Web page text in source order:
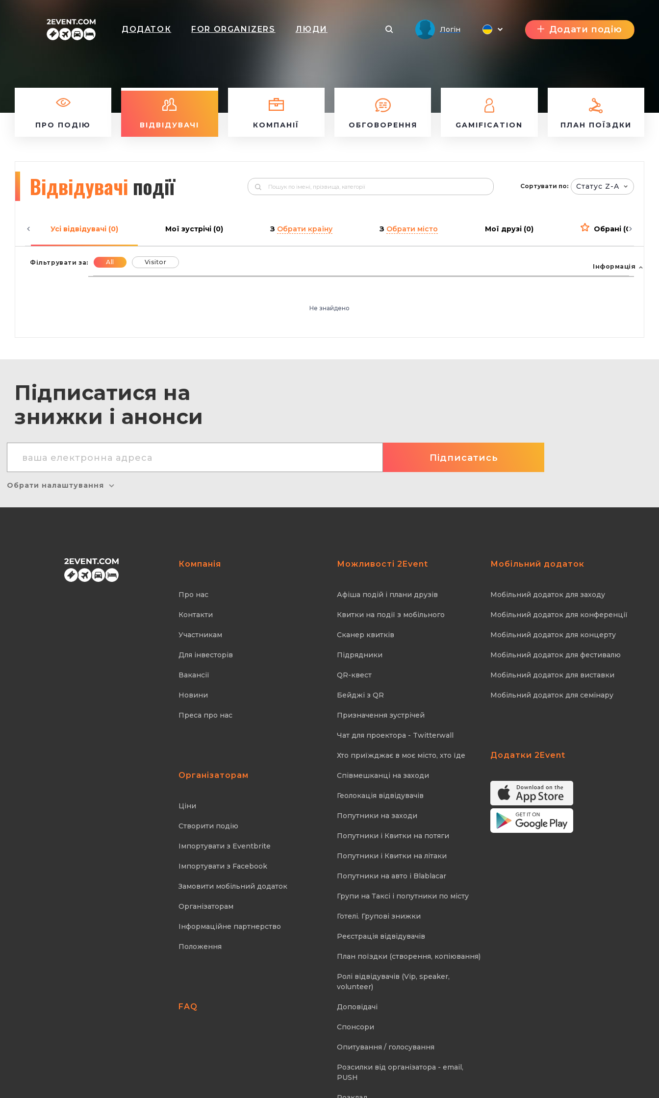
ДОДАТОК FOR ORGANIZERS ЛЮДИ Логін Додати подію
ПРО ПОДІЮ ВІДВІДУВАЧІ КОМПАНІЇ ОБГОВОРЕННЯ GAMIFICATION ПЛАН ПОЇЗДКИ
Відвідувачі події Сортувати по: Статус Z-A
Усі відвідувачі (0) Мої зустрічі (0) З Обрати країну З Обрати місто Мої друзі (0) Обрані (0)
Фільтрувати за: All Visitor
Інформація
Не знайдено
Підписатися на
знижки і анонси
Обрати налаштування
Компанія
Про нас
Контакти
Участникам
Для інвесторів
Вакансії
Новини
Преса про нас
Організаторам
Ціни
Створити подію
Імпортувати з Eventbrite
Імпортувати з Facebook
Замовити мобільний додаток
Організаторам
Інформаційне партнерство
Положення
FAQ
Можливості 2Event
Афіша подій і плани друзів
Квитки на події з мобільного
Cканер квитків
Підрядники
QR-квест
Бейджі з QR
Призначення зустрічей
Чат для проектора - Twitterwall
Хто приїжджає в моє місто, хто їде
Співмешканці на заходи
Геолокація відвідувачів
Попутники на заходи
Попутники і Квитки на потяги
Попутники і Квитки на літаки
Попутники на авто і Blablacar
Групи на Таксі і попутники по місту
Готелі. Групові знижки
Реєстрація відвідувачів
План поїздки (створення, копіювання)
Ролі відвідувачів (Vip, speaker,
volunteer)
Доповідачі
Спонсори
Опитування / голосування
Розсилки від організатора - email,
PUSH
Мобільний додаток
Мобільний додаток для заходу
Мобільний додаток для конференції
Мобільний додаток для концерту
Мобільний додаток для фестивалю
Мобільний додаток для виставки
Мобільний додаток для семінару
Додатки 2Event